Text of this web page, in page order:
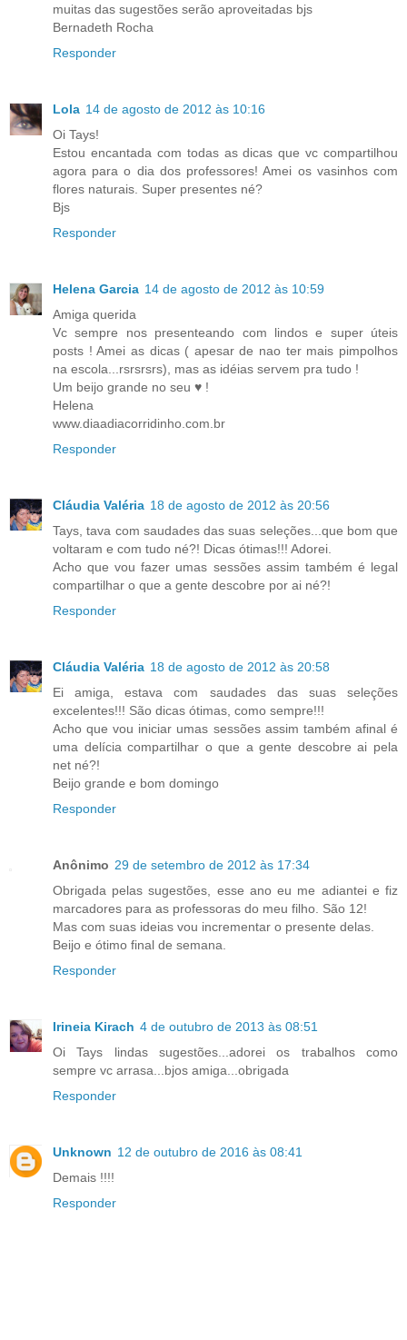
muitas das sugestões serão aproveitadas bjs
Bernadeth Rocha
Responder
Lola 14 de agosto de 2012 às 10:16
Oi Tays!
Estou encantada com todas as dicas que vc compartilhou
agora para o dia dos professores! Amei os vasinhos com
flores naturais. Super presentes né?
Bjs
Responder
Helena Garcia 14 de agosto de 2012 às 10:59
Amiga querida
Vc sempre nos presenteando com lindos e super úteis
posts ! Amei as dicas ( apesar de nao ter mais pimpolhos
na escola...rsrsrsrs), mas as idéias servem pra tudo !
Um beijo grande no seu ♥ !
Helena
www.diaadiacorridinho.com.br
Responder
Cláudia Valéria 18 de agosto de 2012 às 20:56
Tays, tava com saudades das suas seleções...que bom que
voltaram e com tudo né?! Dicas ótimas!!! Adorei.
Acho que vou fazer umas sessões assim também é legal
compartilhar o que a gente descobre por ai né?!
Responder
Cláudia Valéria 18 de agosto de 2012 às 20:58
Ei amiga, estava com saudades das suas seleções
excelentes!!! São dicas ótimas, como sempre!!!
Acho que vou iniciar umas sessões assim também afinal é
uma delícia compartilhar o que a gente descobre ai pela
net né?!
Beijo grande e bom domingo
Responder
Anônimo 29 de setembro de 2012 às 17:34
Obrigada pelas sugestões, esse ano eu me adiantei e fiz
marcadores para as professoras do meu filho. São 12!
Mas com suas ideias vou incrementar o presente delas.
Beijo e ótimo final de semana.
Responder
Irineia Kirach 4 de outubro de 2013 às 08:51
Oi Tays lindas sugestões...adorei os trabalhos como
sempre vc arrasa...bjos amiga...obrigada
Responder
Unknown 12 de outubro de 2016 às 08:41
Demais !!!!
Responder